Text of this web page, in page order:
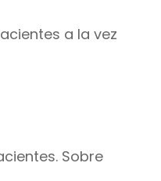
a la vez
Sobre